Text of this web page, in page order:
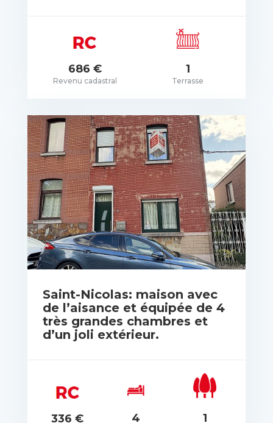
Pas de prix spécifié
686 €
Revenu cadastral
1
Terrasse
Saint-Nicolas: maison avec
de l’aisance et équipée de 4
très grandes chambres et
d’un joli extérieur.
336 € 4 1